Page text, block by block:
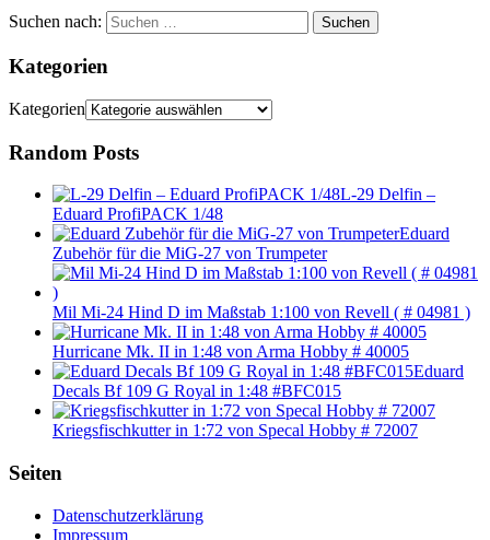
Suchen nach: Suchen
Kategorien
Kategorien
Random Posts
L-29 Delfin –
Eduard ProfiPACK 1/48
Eduard
Zubehör für die MiG-27 von Trumpeter
Mil Mi-24 Hind D im Maßstab 1:100 von Revell ( # 04981 )
Hurricane Mk. II in 1:48 von Arma Hobby # 40005
Eduard
Decals Bf 109 G Royal in 1:48 #BFC015
Kriegsfischkutter in 1:72 von Specal Hobby # 72007
Seiten
Datenschutzerklärung
Impressum